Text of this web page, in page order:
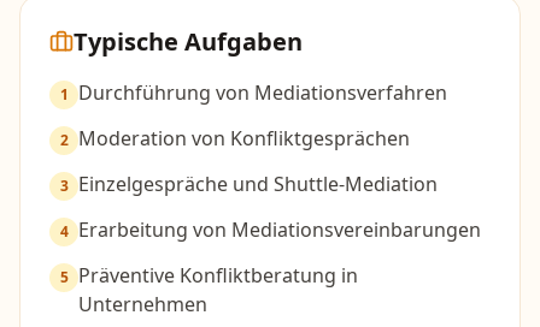
Typische Aufgaben
1 Durchführung von Mediationsverfahren
2 Moderation von Konfliktgesprächen
3 Einzelgespräche und Shuttle-Mediation
4 Erarbeitung von Mediationsvereinbarungen
5 Präventive Konfliktberatung in
Unternehmen